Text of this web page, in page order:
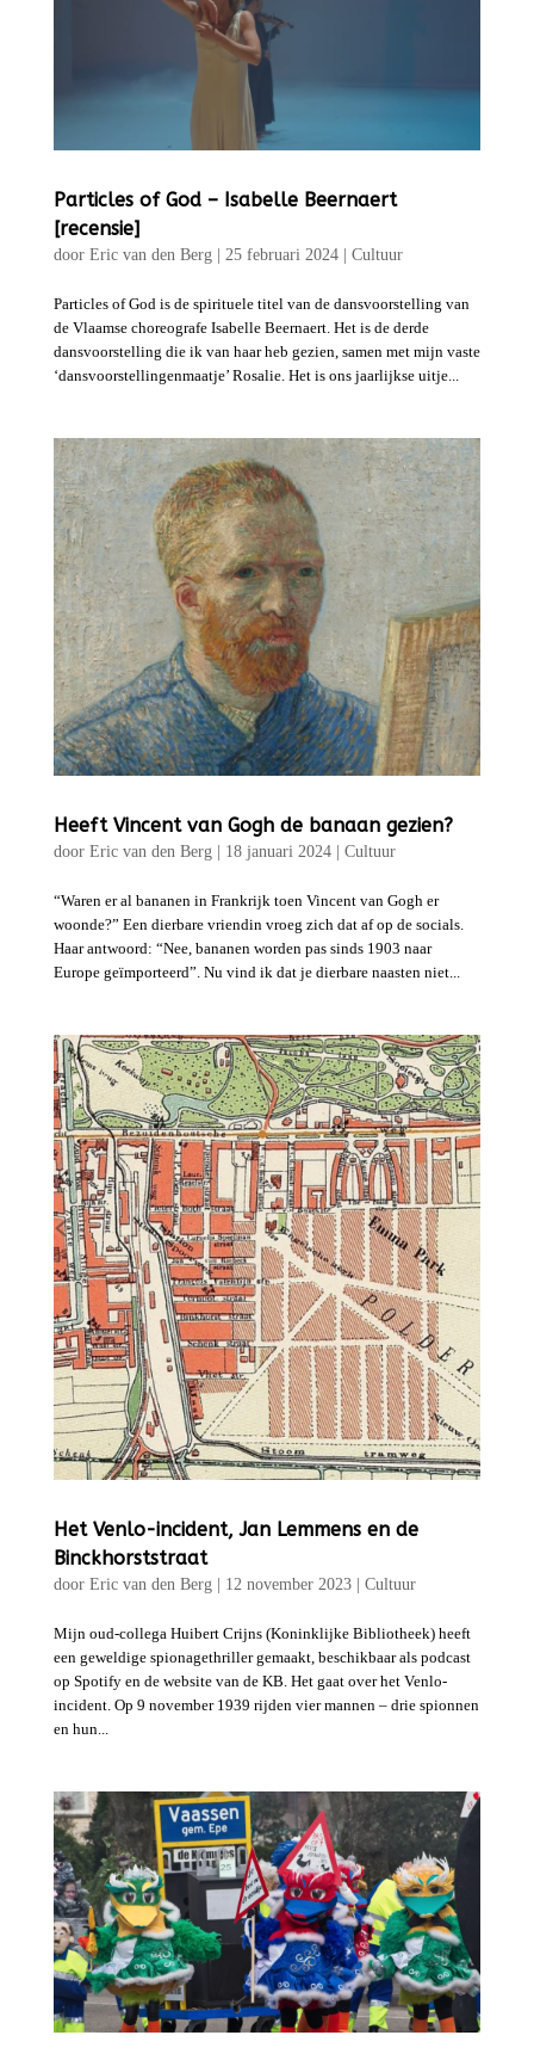
Particles of God – Isabelle Beernaert
[recensie]
door Eric van den Berg| 25 februari 2024| Cultuur
Particles of God is de spirituele titel van de dansvoorstelling van
de Vlaamse choreografe Isabelle Beernaert. Het is de derde
dansvoorstelling die ik van haar heb gezien, samen met mijn vaste
‘dansvoorstellingenmaatje’ Rosalie. Het is ons jaarlijkse uitje...
Heeft Vincent van Gogh de banaan gezien?
door Eric van den Berg| 18 januari 2024| Cultuur
“Waren er al bananen in Frankrijk toen Vincent van Gogh er
woonde?” Een dierbare vriendin vroeg zich dat af op de socials.
Haar antwoord: “Nee, bananen worden pas sinds 1903 naar
Europe geïmporteerd”. Nu vind ik dat je dierbare naasten niet...
Het Venlo-incident, Jan Lemmens en de
Binckhorststraat
door Eric van den Berg| 12 november 2023| Cultuur
Mijn oud-collega Huibert Crijns (Koninklijke Bibliotheek) heeft
een geweldige spionagethriller gemaakt, beschikbaar als podcast
op Spotify en de website van de KB. Het gaat over het Venlo-
incident. Op 9 november 1939 rijden vier mannen – drie spionnen
en hun...